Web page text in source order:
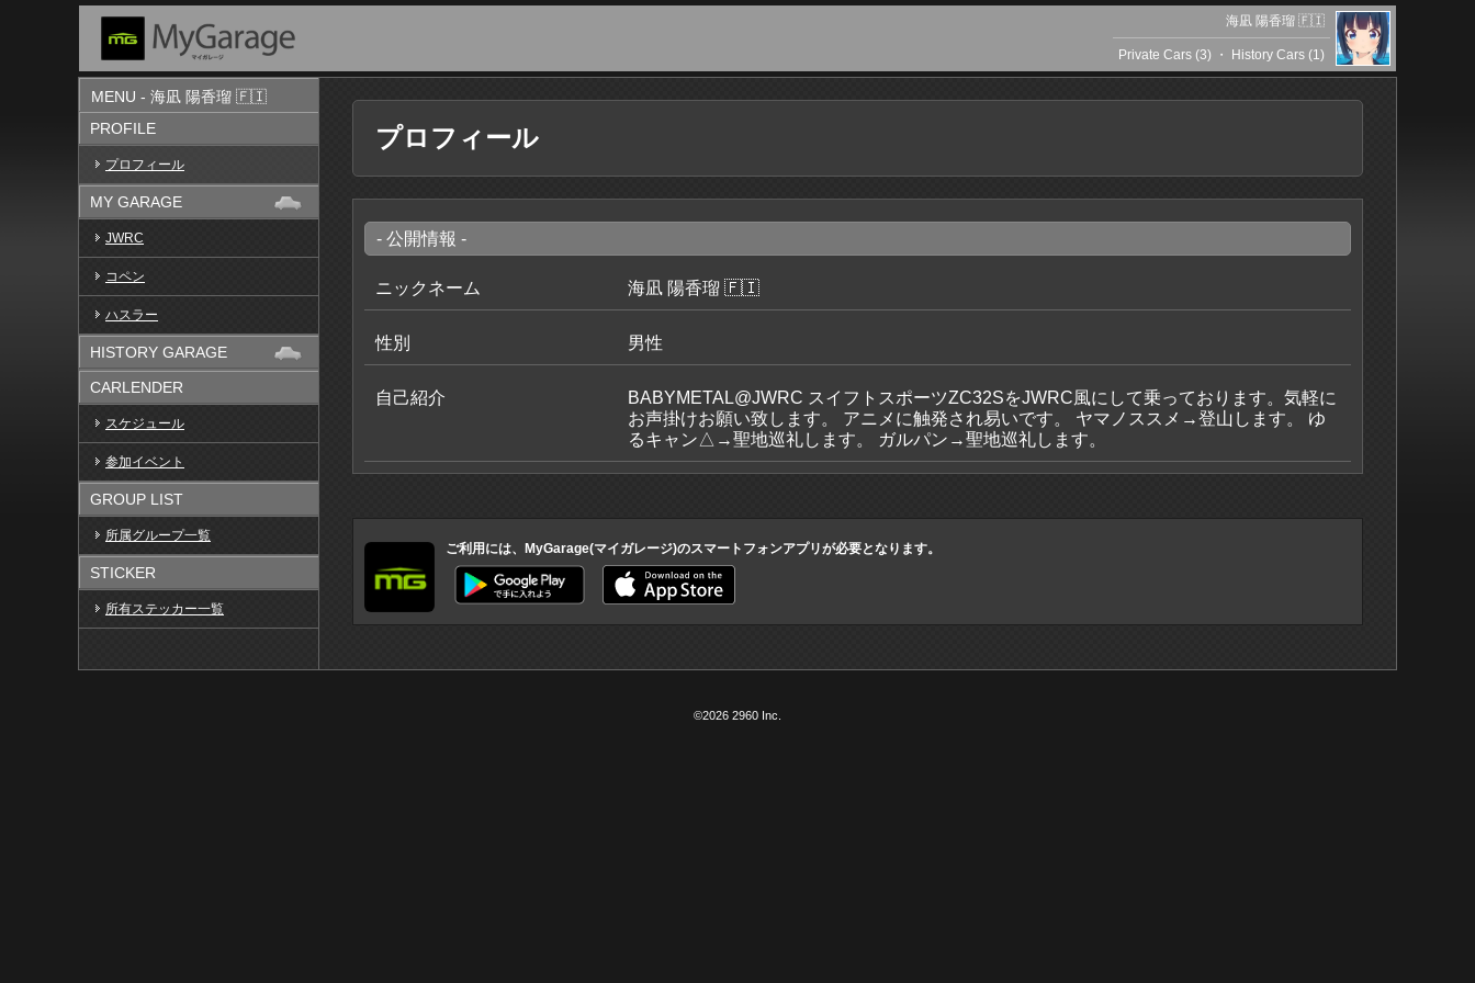
海凪 陽香瑠 🇫🇮
Private Cars (3) ・ History Cars (1)
MENU - 海凪 陽香瑠 🇫🇮
PROFILE
プロフィール
MY GARAGE
JWRC
コペン
ハスラー
HISTORY GARAGE
CARLENDER
スケジュール
参加イベント
GROUP LIST
所属グループ一覧
STICKER
所有ステッカー一覧
プロフィール
- 公開情報 -
ニックネーム 海凪 陽香瑠 🇫🇮
性別 男性
自己紹介
BABYMETAL@JWRC スイフトスポーツZC32SをJWRC風にして乗っております。気軽に
お声掛けお願い致します。 アニメに触発され易いです。 ヤマノススメ→登山します。 ゆ
るキャン△→聖地巡礼します。 ガルパン→聖地巡礼します。
ご利用には、MyGarage(マイガレージ)のスマートフォンアプリが必要となります。
©2026 2960 Inc.